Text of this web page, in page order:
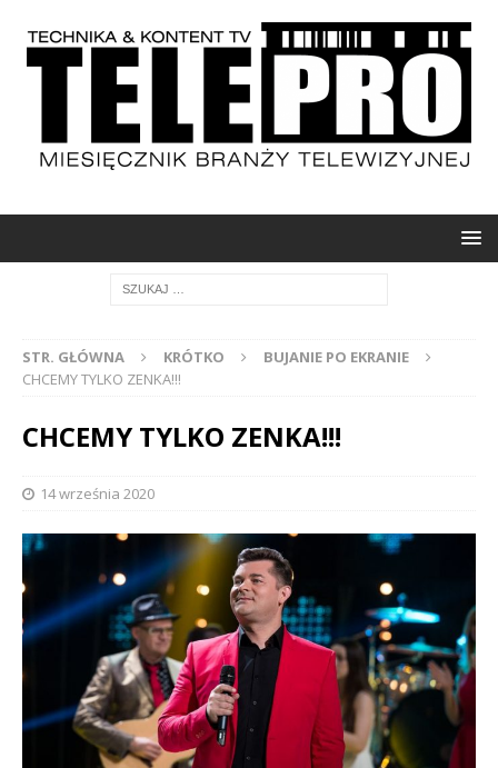
STR. GŁÓWNA KRÓTKO
BUJANIE PO EKRANIE
CHCEMY TYLKO ZENKA!!!
CHCEMY TYLKO ZENKA!!!
14 września 2020